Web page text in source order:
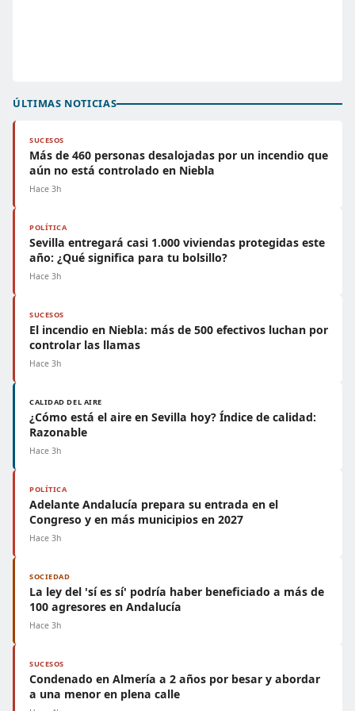
ÚLTIMAS NOTICIAS
SUCESOS
Más de 460 personas desalojadas por un incendio que
aún no está controlado en Niebla
Hace 3h
POLÍTICA
Sevilla entregará casi 1.000 viviendas protegidas este
año: ¿Qué significa para tu bolsillo?
Hace 3h
SUCESOS
El incendio en Niebla: más de 500 efectivos luchan por
controlar las llamas
Hace 3h
CALIDAD DEL AIRE
¿Cómo está el aire en Sevilla hoy? Índice de calidad:
Razonable
Hace 3h
POLÍTICA
Adelante Andalucía prepara su entrada en el
Congreso y en más municipios en 2027
Hace 3h
SOCIEDAD
La ley del 'sí es sí' podría haber beneficiado a más de
100 agresores en Andalucía
Hace 3h
SUCESOS
Condenado en Almería a 2 años por besar y abordar
a una menor en plena calle